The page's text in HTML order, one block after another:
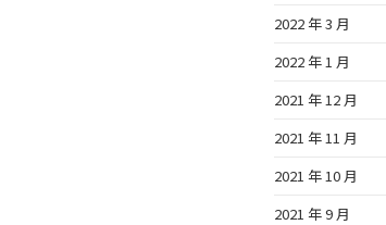
2022 年 3 月
2022 年 1 月
2021 年 12 月
2021 年 11 月
2021 年 10 月
2021 年 9 月